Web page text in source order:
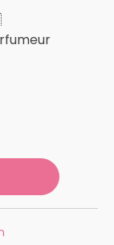
Offert